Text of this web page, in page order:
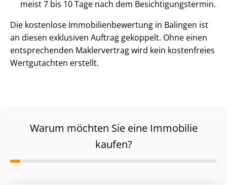
meist 7 bis 10 Tage nach dem Be­sich­ti­gungs­ter­min.
Die kostenlose Im­mo­bi­li­en­be­wer­tung in Balingen ist
an diesen exklusiven Auftrag gekoppelt. Ohne einen
entsprechenden Maklervertrag wird kein kostenfreies
Wertgutachten erstellt.
Warum möchten Sie eine Immobilie
kaufen?